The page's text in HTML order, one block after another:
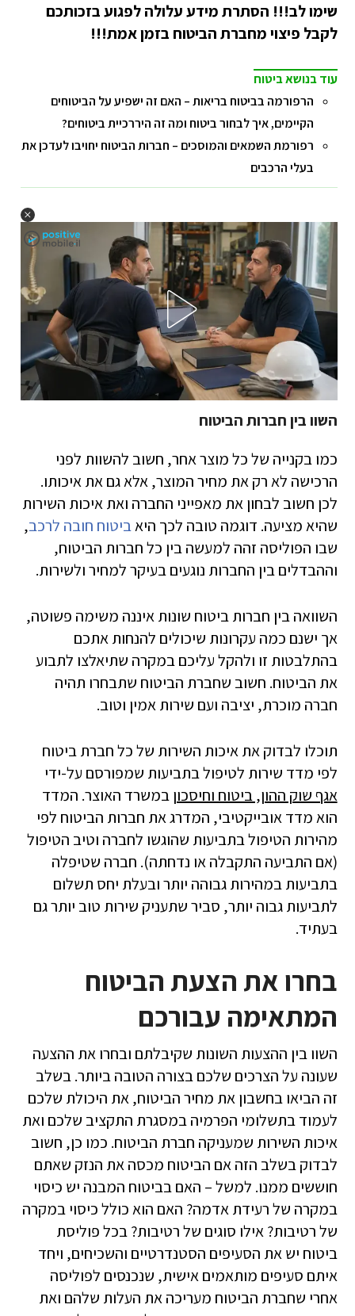
שימו לב!!! הסתרת מידע עלולה לפגוע בזכותכם
לקבל פיצוי מחברת הביטוח בזמן אמת!!!
עוד בנושא ביטוח
הרפורמה בביטוח בריאות – האם זה ישפיע על הביטוחים
הקיימים, איך לבחור ביטוח ומה זה היררכיית ביטוחים?
רפורמת השמאים והמוסכים – חברות הביטוח יחויבו לעדכן את
בעלי הרכבים
השוו בין חברות הביטוח
כמו בקנייה של כל מוצר אחר, חשוב להשוות לפני
הרכישה לא רק את מחיר המוצר, אלא גם את איכותו.
לכן חשוב לבחון את מאפייני החברה ואת איכות השירות
שהיא מציעה. דוגמה טובה לכך היאביטוח חובה לרכב,
שבו הפוליסה זהה למעשה בין כל חברות הביטוח,
וההבדלים בין החברות נוגעים בעיקר למחיר ולשירות.
השוואה בין חברות ביטוח שונות איננה משימה פשוטה,
אך ישנם כמה עקרונות שיכולים להנחות אתכם
בהתלבטות זו ולהקל עליכם במקרה שתיאלצו לתבוע
את הביטוח. חשוב שחברת הביטוח שתבחרו תהיה
חברה מוכרת, יציבה ועם שירות אמין וטוב.
תוכלו לבדוק את איכות השירות של כל חברת ביטוח
לפי מדד שירות לטיפול בתביעות שמפורסם על-ידי
אגף שוק ההון, ביטוח וחיסכוןבמשרד האוצר. המדד
הוא מדד אובייקטיבי, המדרג את חברות הביטוח לפי
מהירות הטיפול בתביעות שהוגשו לחברה וטיב הטיפול
(אם התביעה התקבלה או נדחתה). חברה שטיפלה
בתביעות במהירות גבוהה יותר ובעלת יחס תשלום
לתביעות גבוה יותר, סביר שתעניק שירות טוב יותר גם
בעתיד.
בחרו את הצעת הביטוח
המתאימה עבורכם
השוו בין ההצעות השונות שקיבלתם ובחרו את ההצעה
שעונה על הצרכים שלכם בצורה הטובה ביותר. בשלב
זה הביאו בחשבון את מחיר הביטוח, את היכולת שלכם
לעמוד בתשלומי הפרמיה במסגרת התקציב שלכם ואת
איכות השירות שמעניקה חברת הביטוח. כמו כן, חשוב
לבדוק בשלב הזה אם הביטוח מכסה את הנזק שאתם
חוששים ממנו. למשל – האם בביטוח המבנה יש כיסוי
במקרה של רעידת אדמה? האם הוא כולל כיסוי במקרה
של רטיבות? אילו סוגים של רטיבות? בכל פוליסת
ביטוח יש את הסעיפים הסטנדרטיים והשכיחים, ויחד
איתם סעיפים מותאמים אישית, שנכנסים לפוליסה
אחרי שחברת הביטוח מעריכה את העלות שלהם ואת